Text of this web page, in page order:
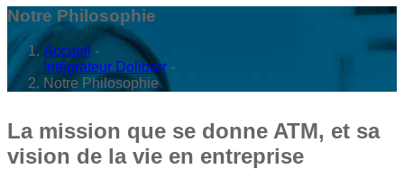
Notre Philosophie
Accueil -
Intégrateur Dolibarr -
Notre Philosophie
La mission que se donne ATM, et sa
vision de la vie en entreprise